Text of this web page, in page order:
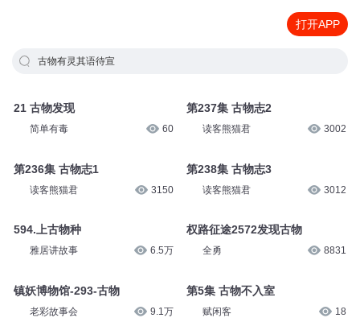
打开APP
古物有灵其语待宣
21 古物发现
简单有毒 60
第236集 古物志1
读客熊猫君 3150
594.上古物种
雅居讲故事 6.5万
镇妖博物馆-293-古物
老彩故事会 9.1万
第237集 古物志2
读客熊猫君 3002
第238集 古物志3
读客熊猫君 3012
权路征途2572发现古物
全勇 8831
第5集 古物不入室
赋闲客 18